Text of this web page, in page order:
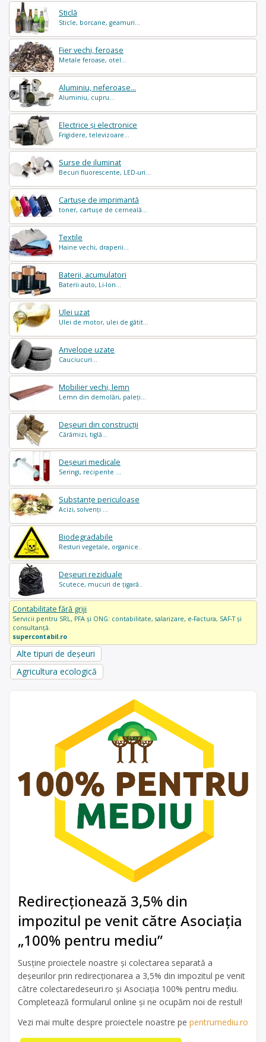
Sticlă
Sticle, borcane, geamuri...
Fier vechi, feroase
Metale feroase, otel...
Aluminiu, neferoase...
Aluminiu, cupru...
Electrice și electronice
Frigidere, televizoare...
Surse de iluminat
Becuri fluorescente, LED-uri...
Cartușe de imprimantă
toner, cartușe de cerneală...
Textile
Haine vechi, draperii...
Baterii, acumulatori
Baterii auto, Li-Ion...
Ulei uzat
Ulei de motor, ulei de gătit...
Anvelope uzate
Cauciucuri...
Mobilier vechi, lemn
Lemn din demolări, paleți...
Deșeuri din construcții
Cărămizi, tiglă...
Deșeuri medicale
Seringi, recipente ...
Substanțe periculoase
Acizi, solvenți ...
Biodegradabile
Resturi vegetale, organice..
Deșeuri reziduale
Scutece, mucuri de țigară..
Contabilitate fără griji
Servicii pentru SRL, PFA și ONG: contabilitate, salarizare, e-Factura, SAF-T și
consultanță.
supercontabil.ro
Alte tipuri de deșeuri
Agricultura ecologică
Redirecționează 3,5% din
impozitul pe venit către Asociația
„100% pentru mediu”
Susține proiectele noastre și colectarea separată a
deșeurilor prin redirecționarea a 3,5% din impozitul pe venit
către colectaredeseuri.ro și Asociația 100% pentru mediu.
Completează formularul online și ne ocupăm noi de restul!
Vezi mai multe despre proiectele noastre pe pentrumediu.ro